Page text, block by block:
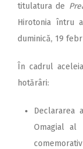
titulatura de
Hirotonia întru
duminică, 19
În cadrul
hotărâri:
Declararea
Omagial al